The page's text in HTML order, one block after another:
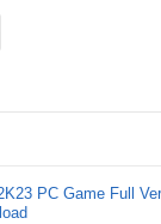
PC Game Full